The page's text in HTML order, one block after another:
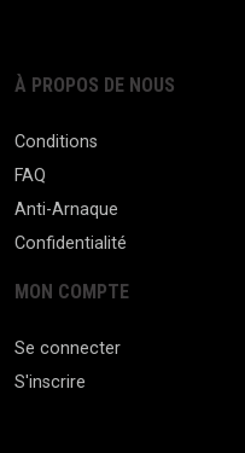
À PROPOS DE NOUS
Conditions
FAQ
Anti-Arnaque
Confidentialité
MON COMPTE
Se connecter
S'inscrire